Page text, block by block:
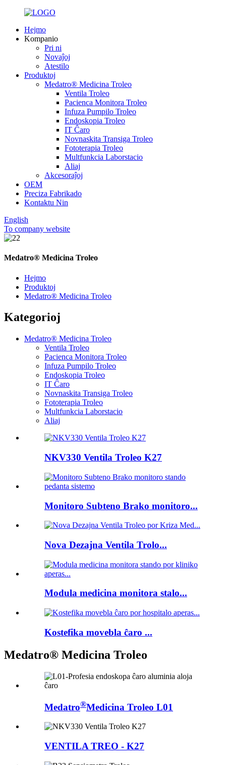
Hejmo
Kompanio
Pri ni
Novaĵoj
Atestilo
Produktoj
Medatro® Medicina Troleo
Ventila Troleo
Pacienca Monitora Troleo
Infuza Pumpilo Troleo
Endoskopia Troleo
IT Ĉaro
Novnaskita Transiga Troleo
Fototerapia Troleo
Multfunkcia Laborstacio
Aliaj
Akcesoraĵoj
OEM
Preciza Fabrikado
Kontaktu Nin
English
To company website
Medatro® Medicina Troleo
Hejmo
Produktoj
Medatro® Medicina Troleo
Kategorioj
Medatro® Medicina Troleo
Ventila Troleo
Pacienca Monitora Troleo
Infuza Pumpilo Troleo
Endoskopia Troleo
IT Ĉaro
Novnaskita Transiga Troleo
Fototerapia Troleo
Multfunkcia Laborstacio
Aliaj
NKV330 Ventila Troleo K27
Monitoro Subteno Brako monitoro...
Nova Dezajna Ventila Trolo...
Modula medicina monitora stalo...
Kostefika movebla ĉaro ...
Medatro® Medicina Troleo
Medatro®Medicina Troleo L01
VENTILA TREO - K27